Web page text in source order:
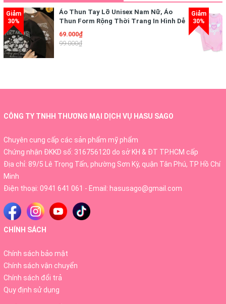
Áo Thun Tay Lỡ Unisex Nam Nữ, Áo
Thun Form Rộng Thời Trang In Hình Dễ
Thương Freesize
69.000₫
99.000₫
CÔNG TY TNHH THƯƠNG MẠI DỊCH VỤ HASU SAGO
Chuyên cung cấp các sản phẩm mỹ phẩm
Chứng nhận ĐKKD số: 316756120 do sở KH & ĐT TP.HCM cấp
Địa chỉ: 89/5 Lê Trọng Tấn, phường Sơn Kỳ, quận Tân Phú, TP Hồ Chí
Minh
Điện thoại: 0941 641 061 - Email: hasusago@gmail.com
CHÍNH SÁCH
Chính sách bảo mật
Chính sách vận chuyển
Chính sách đổi trả
Quy định sử dụng